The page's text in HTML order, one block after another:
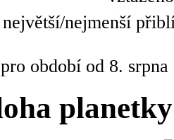
nejmenší
období od 8.